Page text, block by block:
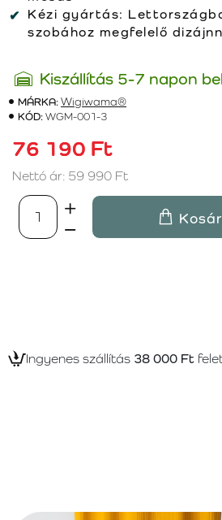
Kézi gyártás:
szobához megfelelő
Kiszállítás 5-7 napon
MÁRKA:Wigiwama®
KÓD:WGM-001-3
76 190 Ft
Nettó ár: 59 990 Ft
Ingyenes szállítás 38 000 Ft